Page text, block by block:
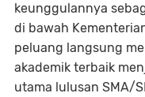
keunggulannya
di bawah
peluang langsung
akademik terbaik
utama lulusan SMA/